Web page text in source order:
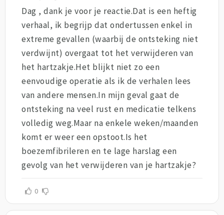
Dag , dank je voor je reactie.Dat is een heftig
verhaal, ik begrijp dat ondertussen enkel in
extreme gevallen (waarbij de ontsteking niet
verdwijnt) overgaat tot het verwijderen van
het hartzakje.Het blijkt niet zo een
eenvoudige operatie als ik de verhalen lees
van andere mensen.In mijn geval gaat de
ontsteking na veel rust en medicatie telkens
volledig weg.Maar na enkele weken/maanden
komt er weer een opstoot.Is het
boezemfibrileren en te lage harslag een
gevolg van het verwijderen van je hartzakje?
0